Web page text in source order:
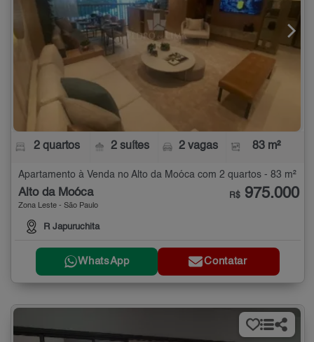
2 quartos 2 suítes 2 vagas 83 m²
Apartamento à Venda no Alto da Moóca com 2 quartos - 83 m²
Alto da Moóca
Zona Leste - São Paulo
R Japuruchita
R$ 975.000
WhatsApp Contatar